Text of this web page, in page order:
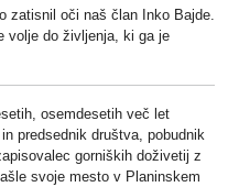
zatisnil oči naš član Inko Bajde.
volje do življenja, ki ga je
osemdesetih več let
predsednik društva, pobudnik
gorniških doživetij z
svoje mesto v Planinskem